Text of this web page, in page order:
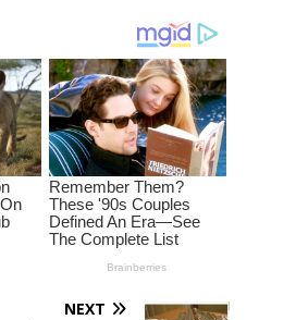
NEXT